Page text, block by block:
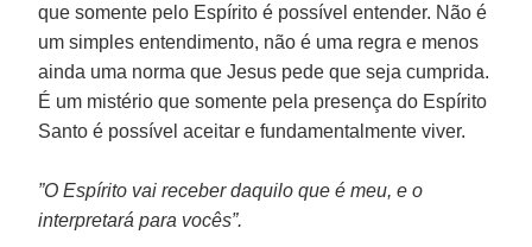
que somente pelo Espírito é possível entender. Não é
um simples entendimento, não é uma regra e menos
ainda uma norma que Jesus pede que seja cumprida.
É um mistério que somente pela presença do Espírito
Santo é possível aceitar e fundamentalmente viver.
”O Espírito vai receber daquilo que é meu, e o
interpretará para vocês”.